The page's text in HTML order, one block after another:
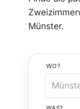
Münster.
WO?